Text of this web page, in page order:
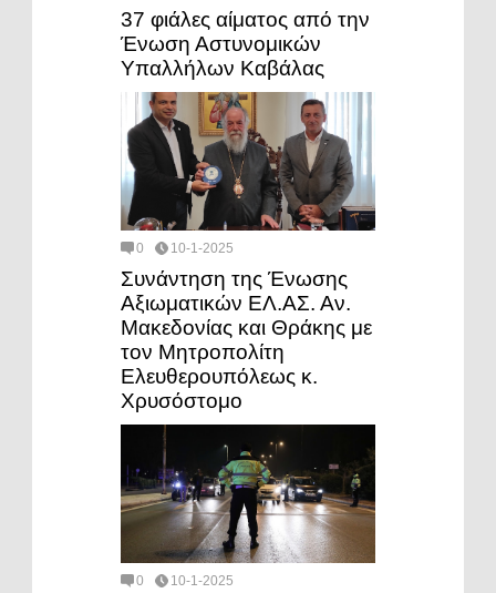
37 φιάλες αίματος από την
Ένωση Αστυνομικών
Υπαλλήλων Καβάλας
0 10-1-2025
Συνάντηση της Ένωσης
Αξιωματικών ΕΛ.ΑΣ. Αν.
Μακεδονίας και Θράκης με
τον Μητροπολίτη
Ελευθερουπόλεως κ.
Χρυσόστομο
0 10-1-2025